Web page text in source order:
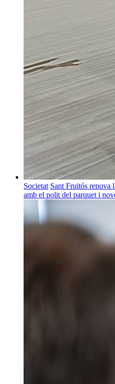
Societat Sant Fruitós renova
amb el polit del parquet i